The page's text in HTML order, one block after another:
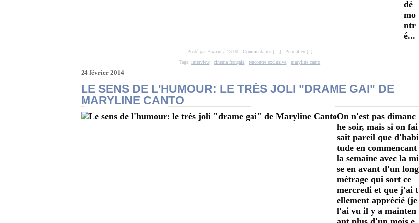
dé
mo
ntr
é...
Posté par Bazaart à 18:00 -Commentaires [ …] - Permalien [#]
Tags:interview,cinéma français ,rencontre exclusive ,maryline canto
24 février 2014
LE SENS DE L'HUMOUR: LE TRÈS JOLI "DRAME GAI" DE
MARYLINE CANTO
On n'est pas dimanc
he soir, mais si on fai
sait pareil que d'habi
tude en commencant
la semaine avec la mi
se en avant d'un long
métrage qui sort ce
mercredi et que j'ai t
ellement apprécié (je
l'ai vu il y a mainten
ant plus d'un mois e